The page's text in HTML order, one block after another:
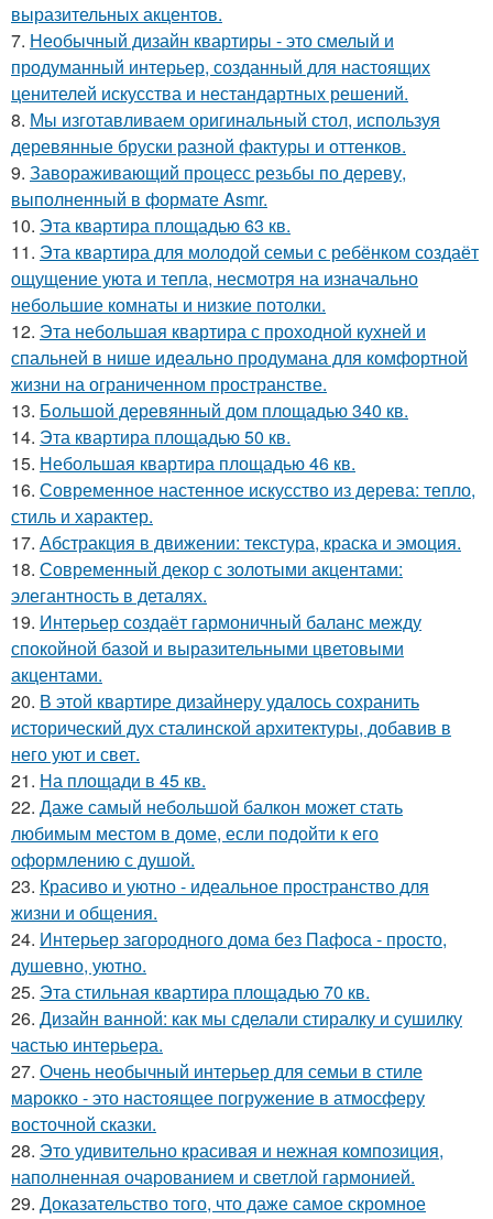
выразительных акцентов.
7. Необычный дизайн квартиры - это смелый и
продуманный интерьер, созданный для настоящих
ценителей искусства и нестандартных решений.
8. Мы изготавливаем оригинальный стол, используя
деревянные бруски разной фактуры и оттенков.
9. Завораживающий процесс резьбы по дереву,
выполненный в формате Asmr.
10. Эта квартира площадью 63 кв.
11. Эта квартира для молодой семьи с ребёнком создаёт
ощущение уюта и тепла, несмотря на изначально
небольшие комнаты и низкие потолки.
12. Эта небольшая квартира с проходной кухней и
спальней в нише идеально продумана для комфортной
жизни на ограниченном пространстве.
13. Большой деревянный дом площадью 340 кв.
14. Эта квартира площадью 50 кв.
15. Небольшая квартира площадью 46 кв.
16. Современное настенное искусство из дерева: тепло,
стиль и характер.
17. Абстракция в движении: текстура, краска и эмоция.
18. Современный декор с золотыми акцентами:
элегантность в деталях.
19. Интерьер создаёт гармоничный баланс между
спокойной базой и выразительными цветовыми
акцентами.
20. В этой квартире дизайнеру удалось сохранить
исторический дух сталинской архитектуры, добавив в
него уют и свет.
21. На площади в 45 кв.
22. Даже самый небольшой балкон может стать
любимым местом в доме, если подойти к его
оформлению с душой.
23. Красиво и уютно - идеальное пространство для
жизни и общения.
24. Интерьер загородного дома без Пафоса - просто,
душевно, уютно.
25. Эта стильная квартира площадью 70 кв.
26. Дизайн ванной: как мы сделали стиралку и сушилку
частью интерьера.
27. Очень необычный интерьер для семьи в стиле
марокко - это настоящее погружение в атмосферу
восточной сказки.
28. Это удивительно красивая и нежная композиция,
наполненная очарованием и светлой гармонией.
29. Доказательство того, что даже самое скромное